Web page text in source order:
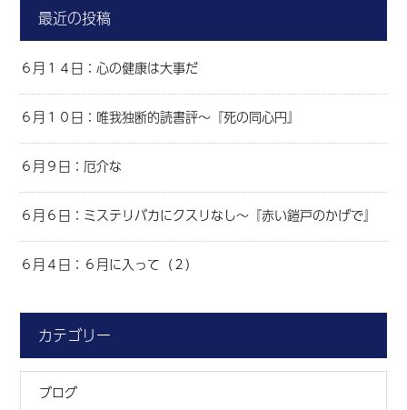
最近の投稿
６月１４日：心の健康は大事だ
６月１０日：唯我独断的読書評～『死の同心円』
６月９日：厄介な
６月６日：ミステリバカにクスリなし～『赤い鎧戸のかげで』
６月４日：６月に入って（２）
カテゴリー
ブログ